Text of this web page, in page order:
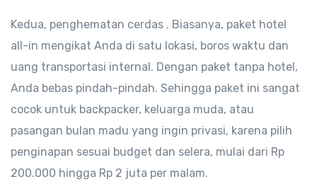
Kedua, penghematan cerdas . Biasanya, paket hotel
all-in mengikat Anda di satu lokasi, boros waktu dan
uang transportasi internal. Dengan paket tanpa hotel,
Anda bebas pindah-pindah. Sehingga paket ini sangat
cocok untuk backpacker, keluarga muda, atau
pasangan bulan madu yang ingin privasi, karena pilih
penginapan sesuai budget dan selera, mulai dari Rp
200.000 hingga Rp 2 juta per malam.